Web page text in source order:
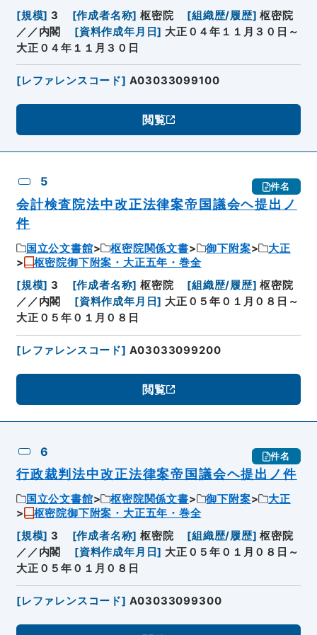
[規模] 3 [作成者名称] 枢密院 [組織歴/履歴] 枢密院
／／内閣
[資料作成年月日] 大正０４年１１月３０日～
大正０４年１１月３０日
[レファレンスコード] A03033099100
閲覧
5 件名
会計検査院法中改正法律案帝国議会ヘ提出ノ
件
国立公文書館 枢密院関係文書 御下附案
大正
枢密院御下附案・大正五年・巻全
[規模] 3 [作成者名称] 枢密院 [組織歴/履歴] 枢密院
／／内閣
[資料作成年月日] 大正０５年０１月０８日～
大正０５年０１月０８日
[レファレンスコード] A03033099200
閲覧
6 件名
行政裁判法中改正法律案帝国議会ヘ提出ノ件
国立公文書館 枢密院関係文書 御下附案
大正
枢密院御下附案・大正五年・巻全
[規模] 3 [作成者名称] 枢密院 [組織歴/履歴] 枢密院
／／内閣
[資料作成年月日] 大正０５年０１月０８日～
大正０５年０１月０８日
[レファレンスコード] A03033099300